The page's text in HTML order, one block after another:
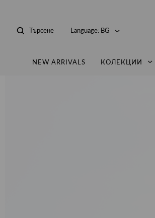
Търсене Language: BG
NEW ARRIVALS КОЛЕКЦИИ